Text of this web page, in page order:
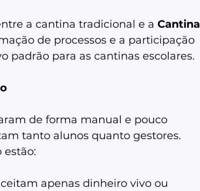
a cantina tradicional e a Cantina
de processos e a participação
padrão para as cantinas escolares.
de forma manual e pouco
tanto alunos quanto gestores.
estão:
apenas dinheiro vivo ou